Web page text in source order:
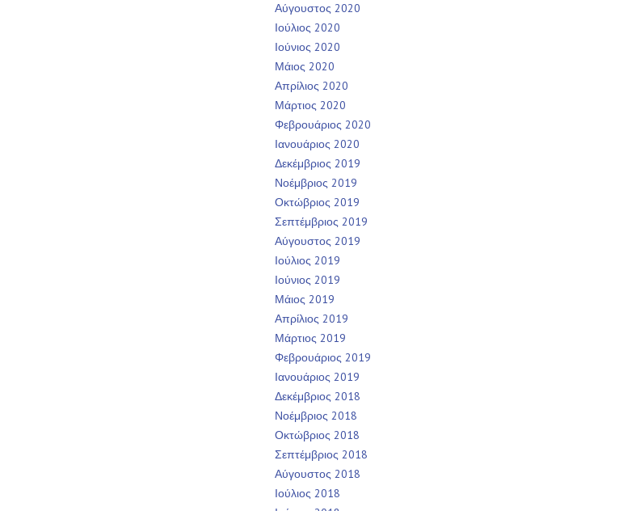
Αύγουστος 2020
Ιούλιος 2020
Ιούνιος 2020
Μάιος 2020
Απρίλιος 2020
Μάρτιος 2020
Φεβρουάριος 2020
Ιανουάριος 2020
Δεκέμβριος 2019
Νοέμβριος 2019
Οκτώβριος 2019
Σεπτέμβριος 2019
Αύγουστος 2019
Ιούλιος 2019
Ιούνιος 2019
Μάιος 2019
Απρίλιος 2019
Μάρτιος 2019
Φεβρουάριος 2019
Ιανουάριος 2019
Δεκέμβριος 2018
Νοέμβριος 2018
Οκτώβριος 2018
Σεπτέμβριος 2018
Αύγουστος 2018
Ιούλιος 2018